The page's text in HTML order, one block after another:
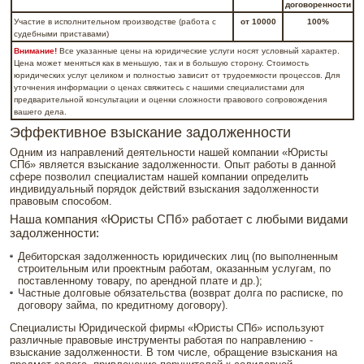
договоренности
Участие в исполнительном производстве (работа с
судебными приставами)
от 10000 100%
Внимание! Все указанные цены на юридические услуги носят условный характер.
Цена может меняться как в меньшую, так и в большую сторону. Стоимость
юридических услуг целиком и полностью зависит от трудоемкости процессов. Для
уточнения информации о ценах свяжитесь с нашими специалистами для
предварительной консультации и оценки сложности правового сопровождения
вашего дела.
Эффективное взыскание задолженности
Одним из направлений деятельности нашей компании «Юристы
СПб» является взыскание задолженности. Опыт работы в данной
сфере позволил специалистам нашей компании определить
индивидуальный порядок действий взыскания задолженности
правовым способом.
Наша компания «Юристы СПб» работает с любыми видами
задолженности:
Дебиторская задолженность юридических лиц (по выполненным
строительным или проектным работам, оказанным услугам, по
поставленному товару, по арендной плате и др.);
Частные долговые обязательства (возврат долга по расписке, по
договору займа, по кредитному договору).
Специалисты Юридической фирмы «Юристы СПб» используют
различные правовые инструменты работая по направлению -
взыскание задолженности. В том числе, обращение взыскания на